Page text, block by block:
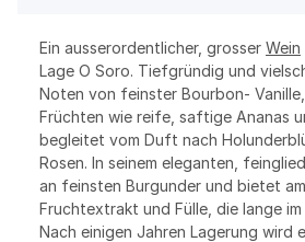
Ein ausserordentlicher, grosser Wein
Lage O Soro. Tiefgründig und
Noten von feinster Bourbon-
Früchten wie reife, saftige Ananas
begleitet vom Duft nach
Rosen. In seinem eleganten,
an feinsten Burgunder und bietet
Fruchtextrakt und Fülle, die lange
Nach einigen Jahren Lagerung wird